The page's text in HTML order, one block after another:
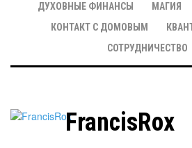
ДУХОВНЫЕ ФИНАНСЫ МАГИЯ
КОНТАКТ С ДОМОВЫМ
СОТРУДНИЧЕСТВО
FrancisRox